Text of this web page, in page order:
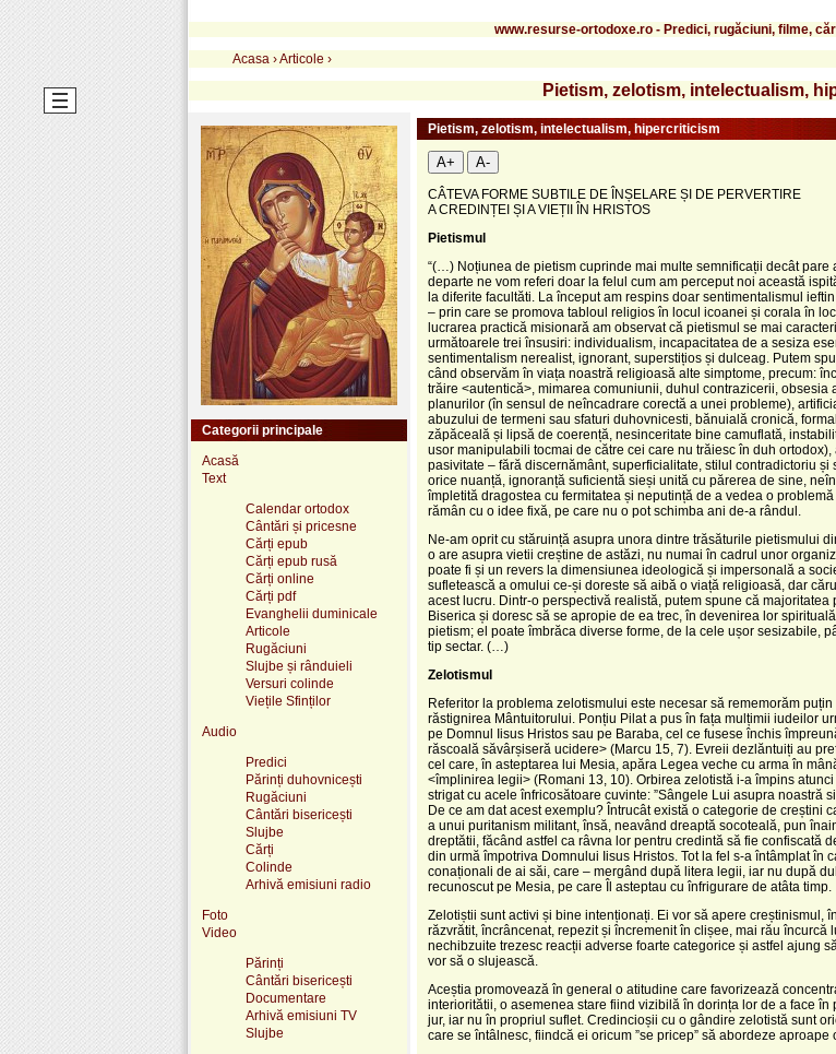
www.resurse-ortodoxe.ro - Predici, rugăciuni, filme,
Acasa ›Articole ›
Pietism, zelotism, intelectualism,
Pietism, zelotism, intelectualism, hipercriticism
A+ A-
CÂTEVA FORME SUBTILE DE ÎNȘELARE ȘI DE PERVERTIRE
A CREDINȚEI ȘI A VIEȚII ÎN HRISTOS
Pietismul
“(…) Noțiunea de pietism cuprinde mai multe semnificații decât pare
departe ne vom referi doar la felul cum am perceput noi această
la diferite facultăti. La început am respins doar sentimentalismul
– prin care se promova tabloul religios în locul icoanei și corala în
lucrarea practică misionară am observat că pietismul se mai
următoarele trei însusiri: individualism, incapacitatea de a sesiza
sentimentalism nerealist, ignorant, superstițios și dulceag. Putem
când observăm în viața noastră religioasă alte simptome, precum:
trăire <autentică>, mimarea comuniunii, duhul contrazicerii, obsesia
planurilor (în sensul de neîncadrare corectă a unei probleme),
abuzului de termeni sau sfaturi duhovnicesti, bănuială cronică,
zăpăceală și lipsă de coerență, nesinceritate bine camuflată,
usor manipulabili tocmai de către cei care nu trăiesc în duh
pasivitate – fără discernământ, superficialitate, stilul contradictoriu și
orice nuanță, ignoranță suficientă sieși unită cu părerea de sine,
împletită dragostea cu fermitatea și neputință de a vedea o
rămân cu o idee fixă, pe care nu o pot schimba ani de-a rândul.
Ne-am oprit cu stăruință asupra unora dintre trăsăturile pietismului
o are asupra vietii creștine de astăzi, nu numai în cadrul unor
poate fi și un revers la dimensiunea ideologică și impersonală a
sufletească a omului ce-și doreste să aibă o viață religioasă, dar
acest lucru. Dintr-o perspectivă realistă, putem spune că
Biserica și doresc să se apropie de ea trec, în devenirea lor
pietism; el poate îmbrăca diverse forme, de la cele ușor sesizabile,
tip sectar. (…)
Zelotismul
Referitor la problema zelotismului este necesar să rememorăm
răstignirea Mântuitorului. Ponțiu Pilat a pus în fața mulțimii iudeilor
pe Domnul Iisus Hristos sau pe Baraba, cel ce fusese închis
răscoală săvârșiseră ucidere> (Marcu 15, 7). Evreii dezlăntuiți au
cel care, în asteptarea lui Mesia, apăra Legea veche cu arma în
<împlinirea legii> (Romani 13, 10). Orbirea zelotistă i-a împins
strigat cu acele înfricosătoare cuvinte: ”Sângele Lui asupra noastră
De ce am dat acest exemplu? Întrucât există o categorie de creștini
a unui puritanism militant, însă, neavând dreaptă socoteală, pun
dreptătii, făcând astfel ca râvna lor pentru credintă să fie confiscată
din urmă împotriva Domnului Iisus Hristos. Tot la fel s-a întâmplat în
conaționali de ai săi, care – mergând după litera legii, iar nu după
recunoscut pe Mesia, pe care Îl asteptau cu înfrigurare de atâta timp.
Zelotiștii sunt activi și bine intenționați. Ei vor să apere creștinismul,
răzvrătit, încrâncenat, repezit și încremenit în clișee, mai rău încurcă
nechibzuite trezesc reacții adverse foarte categorice și astfel ajung
vor să o slujească.
Aceștia promovează în general o atitudine care favorizează
interioritătii, o asemenea stare fiind vizibilă în dorința lor de a face în
jur, iar nu în propriul suflet. Credincioșii cu o gândire zelotistă sunt
care se întâlnesc, fiindcă ei oricum ”se pricep” să abordeze aproape
Categorii principale
Acasă
Text
Calendar ortodox
Cântări și pricesne
Cărți epub
Cărți epub rusă
Cărți online
Cărți pdf
Evanghelii duminicale
Articole
Rugăciuni
Slujbe și rânduieli
Versuri colinde
Viețile Sfinților
Audio
Predici
Părinți duhovnicești
Rugăciuni
Cântări bisericești
Slujbe
Cărți
Colinde
Arhivă emisiuni radio
Foto
Video
Părinți
Cântări bisericești
Documentare
Arhivă emisiuni TV
Slujbe